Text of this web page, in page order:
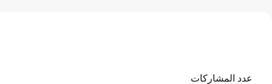
عدد المشاركات